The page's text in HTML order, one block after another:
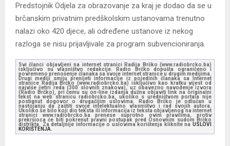
Predstojnik Odjela za obrazovanje za kraj je dodao da se u
brčanskim privatnim predškolskim ustanovama trenutno
nalazi oko 420 djece, ali određene ustanove iz nekog
razloga se nisu prijavljivale za program subvencioniranja.
Svi članci objavljeni na internet stranici Radija Brčko (www.radiobrcko.ba)
isključivo su vlasništvo redakcije. Radio Brčko dopušta ograničeno i
povremeno prenošenje članaka sa svoje internet stranice u drugim medijima.
Drugi mediji smiju prenijeti informacije iz pojedinih članaka sa Internet
stranice Radija Brčko (www.radiobrcko.ba) isključivo kao kratku vijest od
najviše četiri reda (300 slovnih znakova), uz obavezno navođenje izvora
(Radio Brčko), pri čemu su on-line izdanja dužna objaviti link na originalni
tekst na web stranicu radiobrcko.ba, ukoliko s uredništvom portala nije
postignut dogovor o drugačijim uslovima. Radio Brčko je odlučan u
nastojanju da zaštiti svoje intelektualno vlasništvo i rad svojih autora.
Ukoliko se bilo koji dio teksta ili informacija iz teksta objavljenog na internet
stranici www.radiobrcko.ba prenese suprotno ovim pravilima, protiv
prekršioca će biti pokrenut pravni postupak pred Osnovnim sudom Brčko
distrikta. Za detaljnije informacije o uslovima korištenja kliknite na USLOVI
KORIŠTENJA.